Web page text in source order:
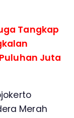
Tangkap
Juta
Merah